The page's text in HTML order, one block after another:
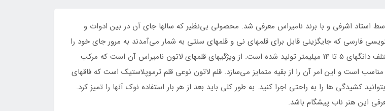
استاد اشرفی و با برند نامیراس معرفی شد. محصولی بی‌نظیر که سالها جای آن در بین ادوات و
فارسی که جایگزینی قابل برای قلمهای نی و قلمهای سنتی به شمار می‌آمدند به مرور جای خود را
باز نمودند. قلمهای لاتون که از جنس ترموپلاستیک هستند در اندازه‌های مختلف دانگهای 5 تا 14 میلیمتر تولید شده است. از ویژگیهای قلمهای لاتون نامیراس آن است که مرکب
است و این امر آن را از بقیه متمایز می‌سازد. قلم لاتون نوعی قلم ترموپلاستیک است که فاقهای
کشیدگی ها را به راحتی اجرا کنید. به طور کلی باید بعد از هر بار استفاده نوک آنها را تمیز کرد.
این هنر ناب پیشگام باشد.